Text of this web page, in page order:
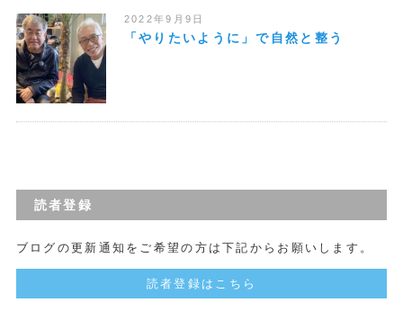
オンラインサロン
2022年9月9日
「やりたいように」で自然と整う
読者登録
ブログの更新通知をご希望の方は下記からお願いします。
読者登録はこちら